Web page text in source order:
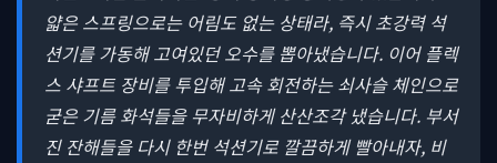
얇은 스프링으로는 어림도 없는 상태라, 즉시 초강력 석
션기를 가동해 고여있던 오수를 뽑아냈습니다. 이어 플렉
스 샤프트 장비를 투입해 고속 회전하는 쇠사슬 체인으로
굳은 기름 화석들을 무자비하게 산산조각 냈습니다. 부서
진 잔해들을 다시 한번 석션기로 깔끔하게 빨아내자, 비